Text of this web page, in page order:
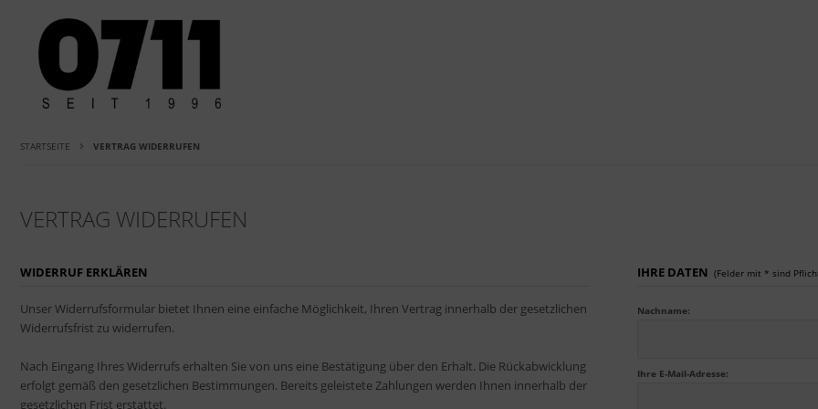
STARTSEITE VERTRAG WIDERRUFEN
VERTRAG WIDERRUFEN
WIDERRUF ERKLÄREN
Unser Widerrufsformular bietet Ihnen eine einfache Möglichkeit, Ihren Vertrag innerhalb der gesetzlichen
Widerrufsfrist zu widerrufen.
Nach Eingang Ihres Widerrufs erhalten Sie von uns eine Bestätigung über den Erhalt. Die Rückabwicklung
erfolgt gemäß den gesetzlichen Bestimmungen. Bereits geleistete Zahlungen werden Ihnen innerhalb der
gesetzlichen Frist erstattet.
IHRE DATEN (Felder mit * sind
Nachname:
Ihre E-Mail-Adresse: